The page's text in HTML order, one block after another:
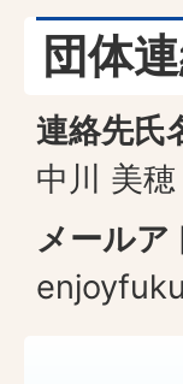
団体
連絡先氏
中川 美穂
メールア